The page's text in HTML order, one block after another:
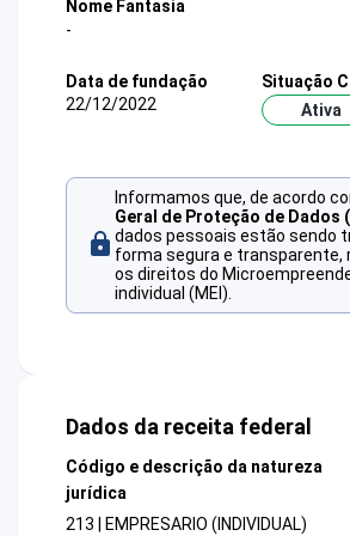
Nome Fantasia
-
Data de fundação
22/12/2022
Situação
Ativa
Informamos que, de acordo
Geral de Proteção de Dados
dados pessoais estão sendo
forma segura e transparente,
os direitos do
individual (MEI).
Dados da receita federal
Código e descrição da natureza
jurídica
213 | EMPRESARIO (INDIVIDUAL)